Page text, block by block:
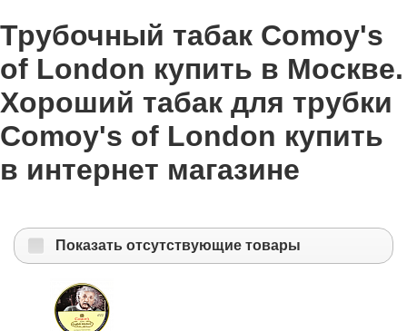
Трубочный табак Comoy's
of London купить в Москве.
Хороший табак для трубки
Comoy's of London купить
в интернет магазине
Показать отсутствующие товары